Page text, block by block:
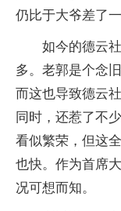
仍比于大爷差了一
如今的德云
多。老郭是个念
而这也导致德云
同时，还惹了不
看似繁荣，但这
也快。作为首席
况可想而知。